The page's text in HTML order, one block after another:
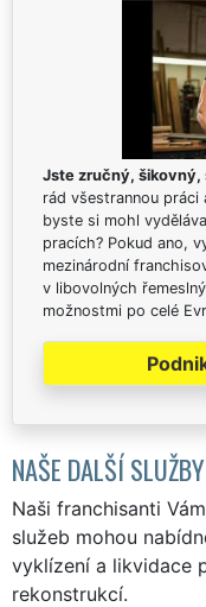
Jste zručný,
rád všestrannou práci
byste si mohl
pracích? Pokud ano,
mezinárodní
v libovolných
možnostmi po celé
NAŠE DALŠÍ SLUŽBY
Naši franchisanti
služeb mohou
vyklízení a likvidace
rekonstrukcí.